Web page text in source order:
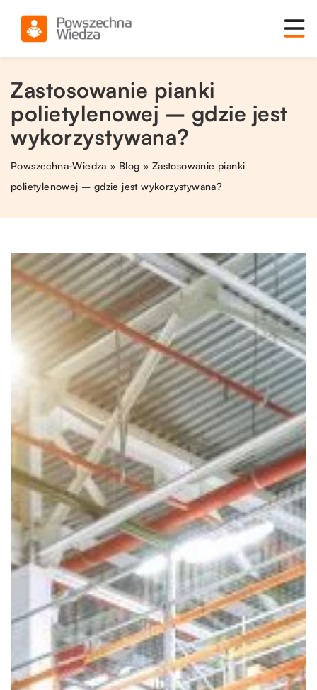
Zastosowanie pianki
polietylenowej – gdzie jest
wykorzystywana?
Powszechna-Wiedza » Blog » Zastosowanie pianki
polietylenowej – gdzie jest wykorzystywana?